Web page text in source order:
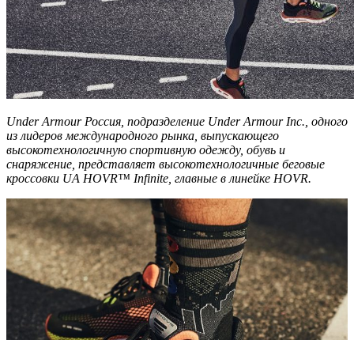
Under Armour Россия, подразделение Under Armour Inc., одного
из лидеров международного рынка, выпускающего
высокотехнологичную спортивную одежду, обувь и
снаряжение, представляет высокотехнологичные беговые
кроссовки UA HOVR™ Infinite, главные в линейке HOVR.